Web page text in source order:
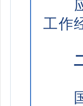
应
工作
二
国